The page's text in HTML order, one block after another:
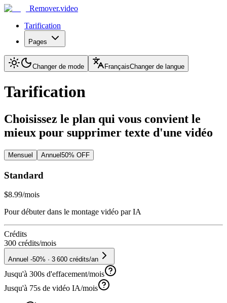
Remover.video
Tarification
Pages
Changer de mode FrançaisChanger de langue
Tarification
Choisissez le plan qui vous convient le
mieux pour supprimer texte d'une vidéo
Mensuel Annuel 50% OFF
Standard
$8.99/mois
Pour débuter dans le montage vidéo par IA
Crédits
300 crédits/mois
Annuel -50% · 3 600 crédits/an
Jusqu'à 300s d'effacement/mois
Jusqu'à 75s de vidéo IA/mois